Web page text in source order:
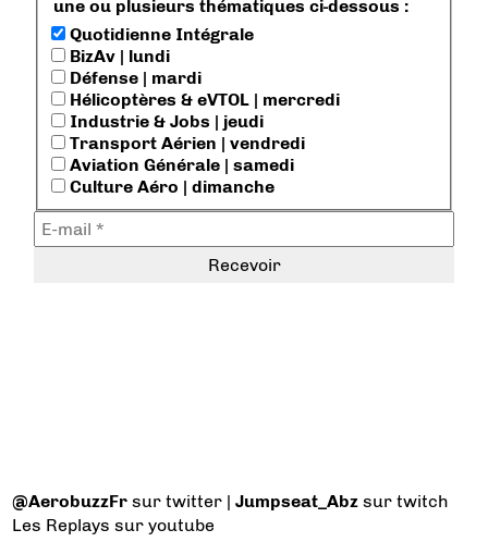
une ou plusieurs thématiques ci-dessous :
Quotidienne Intégrale
BizAv | lundi
Défense | mardi
Hélicoptères & eVTOL | mercredi
Industrie & Jobs | jeudi
Transport Aérien | vendredi
Aviation Générale | samedi
Culture Aéro | dimanche
@AerobuzzFr sur twitter |Jumpseat_Abz sur twitch
Les Replays sur youtube